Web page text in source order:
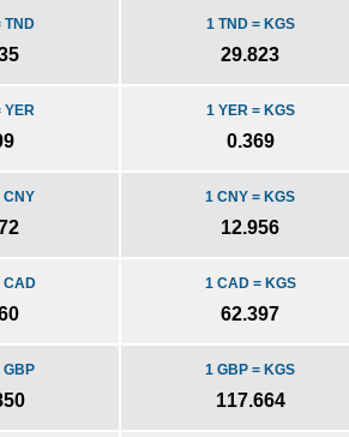
1 TND = KGS
29.823
TND
1 YER = KGS
0.369
YER
1 CNY = KGS
12.956
CNY
1 CAD = KGS
62.397
CAD
1 GBP = KGS
117.664
GBP